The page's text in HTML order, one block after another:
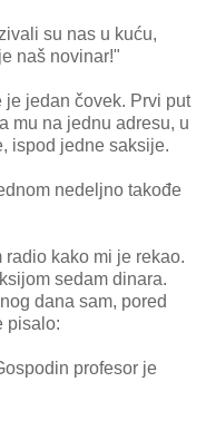
su nas u kuću,
naš novinar!"
je jedan čovek. Prvi put
mu na jednu adresu, u
ispod jedne saksije.
nedeljno takođe
kako mi je rekao.
sedam dinara.
dana sam, pored
pisalo:
profesor je